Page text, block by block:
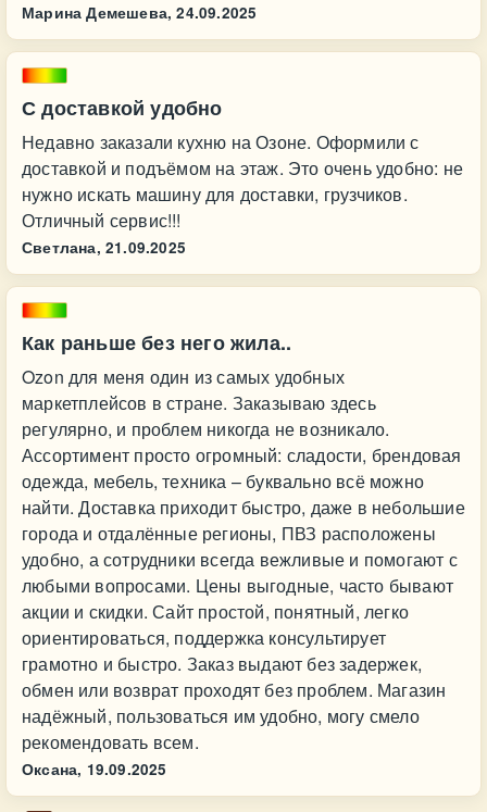
Марина Демешева, 24.09.2025
С доставкой удобно
Недавно заказали кухню на Озоне. Оформили с
доставкой и подъёмом на этаж. Это очень удобно: не
нужно искать машину для доставки, грузчиков.
Отличный сервис!!!
Светлана, 21.09.2025
Как раньше без него жила..
Ozon для меня один из самых удобных
маркетплейсов в стране. Заказываю здесь
регулярно, и проблем никогда не возникало.
Ассортимент просто огромный: сладости, брендовая
одежда, мебель, техника – буквально всё можно
найти. Доставка приходит быстро, даже в небольшие
города и отдалённые регионы, ПВЗ расположены
удобно, а сотрудники всегда вежливые и помогают с
любыми вопросами. Цены выгодные, часто бывают
акции и скидки. Сайт простой, понятный, легко
ориентироваться, поддержка консультирует
грамотно и быстро. Заказ выдают без задержек,
обмен или возврат проходят без проблем. Магазин
надёжный, пользоваться им удобно, могу смело
рекомендовать всем.
Оксана, 19.09.2025